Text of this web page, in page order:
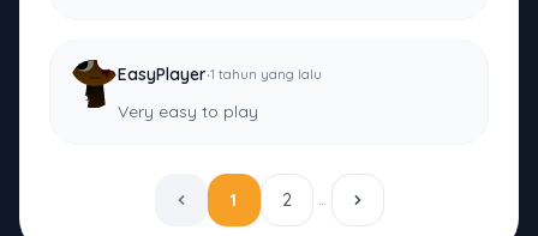
EasyPlayer·1 tahun yang lalu
Very easy to play
1 2 …